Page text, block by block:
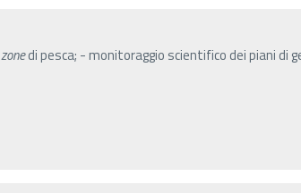
zonedi pesca; - monitoraggio scientifico dei piani di